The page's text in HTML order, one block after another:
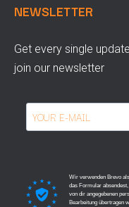
NEWSLETTER
Get every single
join our
Wir verwenden Brevo
das Formular
von dir angegebenen
Bearbeitung übertragen